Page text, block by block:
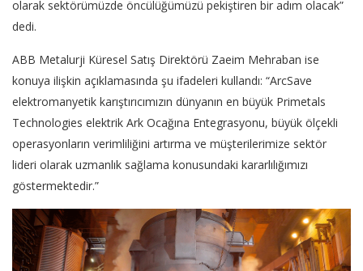
olarak sektörümüzde öncülüğümüzü pekiştiren bir adım olacak”
dedi.
ABB Metalurji Küresel Satış Direktörü Zaeim Mehraban ise
konuya ilişkin açıklamasında şu ifadeleri kullandı: “ArcSave
elektromanyetik karıştırıcımızın dünyanın en büyük Primetals
Technologies elektrik Ark Ocağına Entegrasyonu, büyük ölçekli
operasyonların verimliliğini artırma ve müşterilerimize sektör
lideri olarak uzmanlık sağlama konusundaki kararlılığımızı
göstermektedir.”